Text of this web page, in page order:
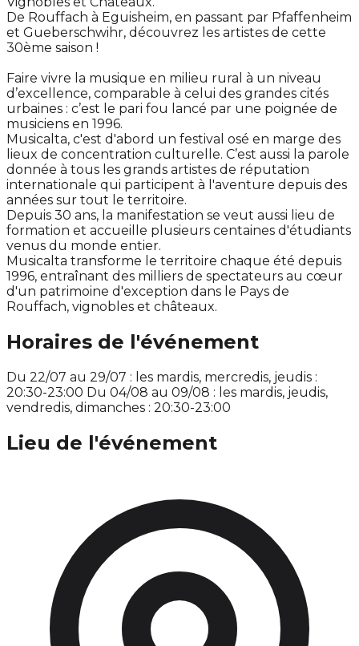
De Rouffach à Eguisheim, en passant par Pfaffenheim
et Gueberschwihr, découvrez les artistes de cette
30ème saison !
Faire vivre la musique en milieu rural à un niveau
d’excellence, comparable à celui des grandes cités
urbaines : c’est le pari fou lancé par une poignée de
musiciens en 1996.
Musicalta, c'est d'abord un festival osé en marge des
lieux de concentration culturelle. C’est aussi la parole
donnée à tous les grands artistes de réputation
internationale qui participent à l'aventure depuis des
années sur tout le territoire.
Depuis 30 ans, la manifestation se veut aussi lieu de
formation et accueille plusieurs centaines d'étudiants
venus du monde entier.
Musicalta transforme le territoire chaque été depuis
1996, entraînant des milliers de spectateurs au cœur
d'un patrimoine d'exception dans le Pays de
Rouffach, vignobles et châteaux.
Horaires de l'événement
Du 22/07 au 29/07 : les mardis, mercredis, jeudis :
20:30-23:00 Du 04/08 au 09/08 : les mardis, jeudis,
vendredis, dimanches : 20:30-23:00
Lieu de l'événement